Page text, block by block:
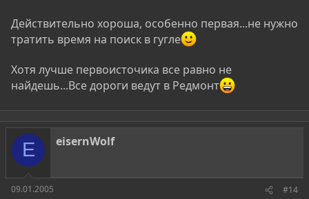
Действительно хороша, особенно первая...не нужно
тратить время на поиск в гугле
Хотя лучше первоисточика все равно не
найдешь...Все дороги ведут в Редмонт
E eisernWolf
09.01.2005 #14